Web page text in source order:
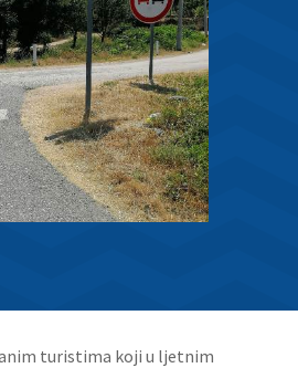
turistima koji u ljetnim